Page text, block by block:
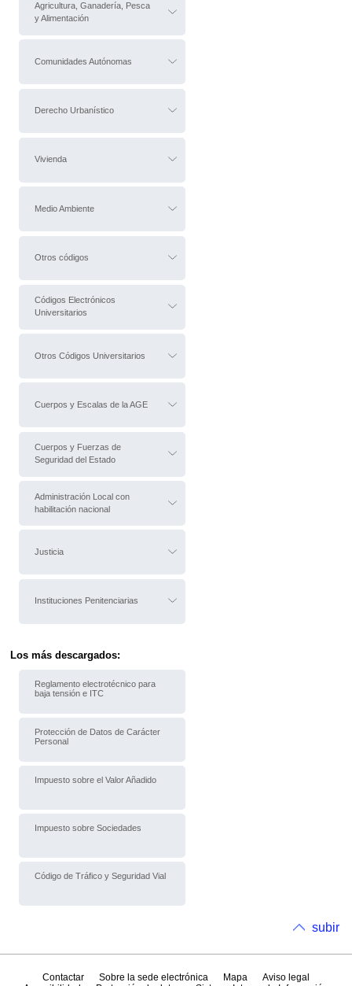
Agricultura, Ganadería, Pesca
y Alimentación
Comunidades Autónomas
Derecho Urbanístico
Vivienda
Medio Ambiente
Otros códigos
Códigos Electrónicos
Universitarios
Otros Códigos Universitarios
Cuerpos y Escalas de la AGE
Cuerpos y Fuerzas de
Seguridad del Estado
Administración Local con
habilitación nacional
Justicia
Instituciones Penitenciarias
Los más descargados:
Reglamento electrotécnico para
baja tensión e ITC
Protección de Datos de Carácter
Personal
Impuesto sobre el Valor Añadido
Impuesto sobre Sociedades
Código de Tráfico y Seguridad Vial
subir
Contactar Sobre la sede electrónica Mapa
Aviso legal